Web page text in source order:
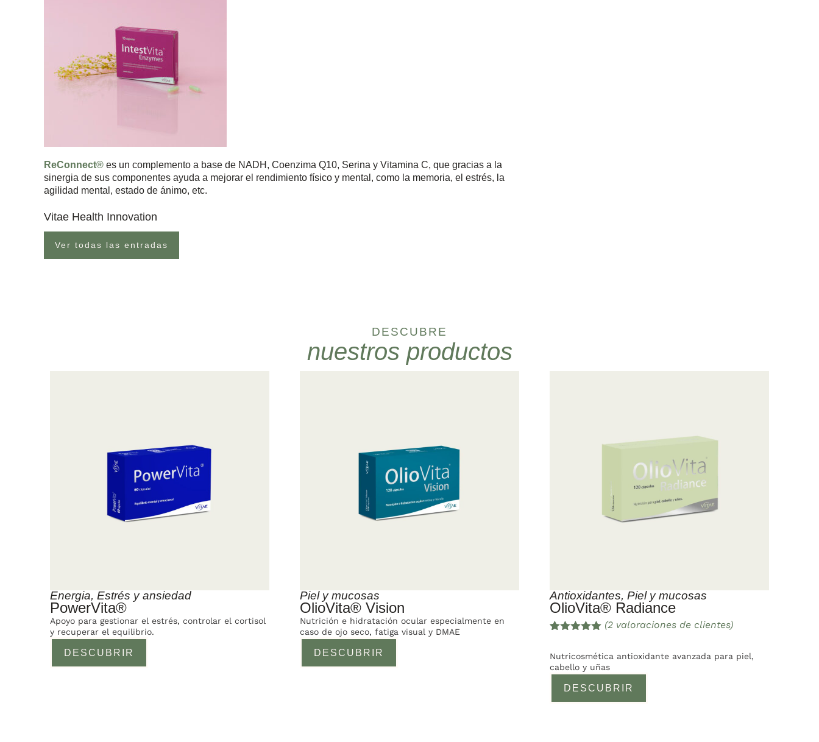
ReConnect® es un complemento a base de NADH, Coenzima Q10, Serina y Vitamina C, que gracias a la
sinergia de sus componentes ayuda a mejorar el rendimiento físico y mental, como la memoria, el estrés, la
agilidad mental, estado de ánimo, etc.
Vitae Health Innovation
Ver todas las entradas
DESCUBRE
nuestros productos
Energia, Estrés y ansiedad
PowerVita®
DESCUBRIR
Apoyo para gestionar el estrés, controlar el cortisol
y recuperar el equilibrio.
Piel y mucosas
OlioVita® Vision
DESCUBRIR
Nutrición e hidratación ocular especialmente en
caso de ojo seco, fatiga visual y DMAE
Antioxidantes, Piel y mucosas
OlioVita® Radiance
DESCUBRIR
5 en base
a
s de
(2 valoraciones de clientes)
Nutricosmética antioxidante avanzada para piel,
cabello y uñas